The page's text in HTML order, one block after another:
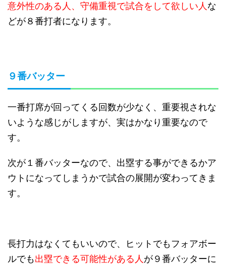
意外性のある人、守備重視で試合をして欲しい人な
どが８番打者になります。
９番バッター
一番打席が回ってくる回数が少なく、重要視されな
いような感じがしますが、実はかなり重要なので
す。
次が１番バッターなので、出塁する事ができるかア
ウトになってしまうかで試合の展開が変わってきま
す。
長打力はなくてもいいので、ヒットでもフォアボー
ルでも出塁できる可能性がある人が９番バッターに